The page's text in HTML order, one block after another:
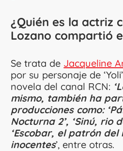
¿Quién es la actriz
Lozano compartió
Se trata de Jacqueline
por su personaje de
novela del canal RCN:
mismo, también ha
producciones como:
Nocturna 2’, ‘Sinú, rio
‘Escobar, el patrón del
inocentes’, entre otras.